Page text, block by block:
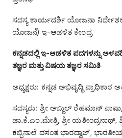
ಸದಸ್ಯ ಕಾರ್ಯದರ್ಶಿ ಯೋಜನಾ
ಯೋಜನೆ) ಇ-ಆಡಳಿತ ಕೇಂದ್ರ
ಕನ್ನಡದಲ್ಲಿ ಇ-ಆಡಳಿತ ಪದಗಳನ್ನು
ತಜ್ಞರ ಮತ್ತು ವಿಷಯ ತಜ್ಞರ ಸಮಿತಿ
ಅಧ್ಯಕ್ಷರು: ಕನ್ನಡ ಅಭಿವೃದ್ಧಿ ಪ್ರಾಧಿಕಾರ
ಸದಸ್ಯರು: ಶ್ರೀ ಅಬ್ದುಲ್‌ ರೆಹಮಾನ್‌
ಡಾ.ಕೆ.ಎಂ.ಮೇತ್ರಿ, ಶ್ರೀ ಯತೀಂದ್ರನಾಥ್‌,
ಕಬ್ಬಿನಾಲೆ ವಸಂತ ಭಾರದ್ವಾಜ್‌,